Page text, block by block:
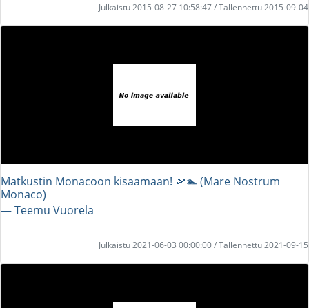
Julkaistu 2015-08-27 10:58:47 / Tallennettu 2015-09-04
Matkustin Monacoon kisaamaan! 🛫🏊 (Mare Nostrum
Monaco)
― Teemu Vuorela
Julkaistu 2021-06-03 00:00:00 / Tallennettu 2021-09-15